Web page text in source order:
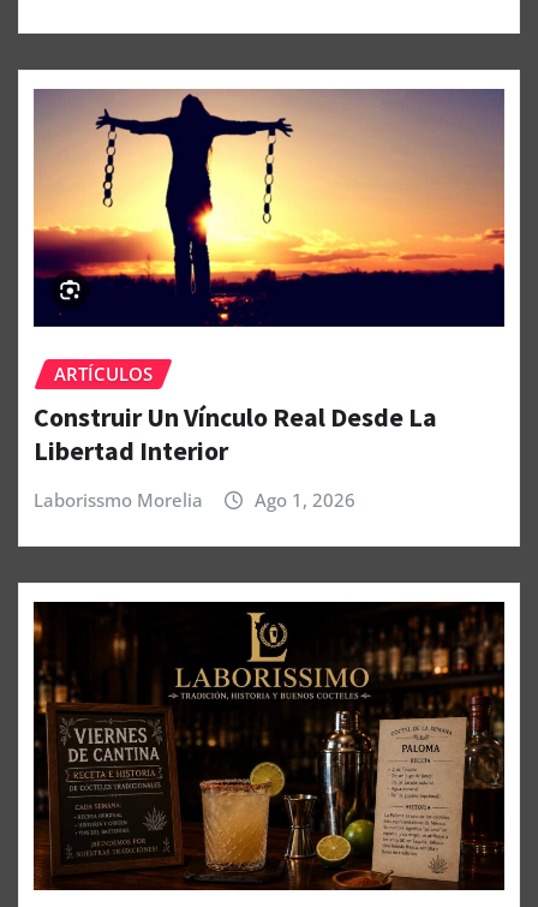
ARTÍCULOS
Construir Un Vínculo Real Desde La
Libertad Interior
Laborissmo Morelia Ago 1, 2026